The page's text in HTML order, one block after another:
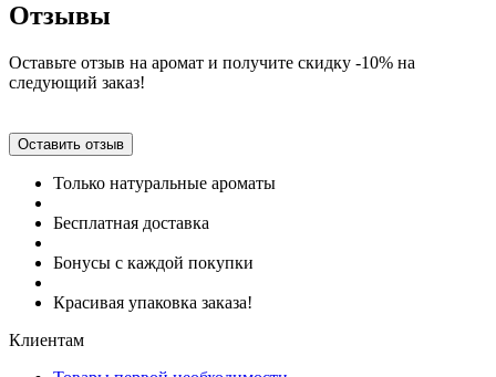
Отзывы
Оставьте отзыв на аромат и получите скидку -10% на
следующий заказ!
Оставить отзыв
Только натуральные ароматы
Бесплатная доставка
Бонусы с каждой покупки
Красивая упаковка заказа!
Клиентам